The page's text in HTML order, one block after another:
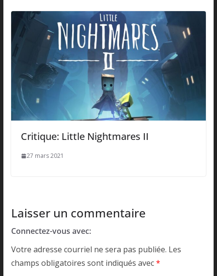
Critique: Little Nightmares II
27 mars 2021
Laisser un commentaire
Connectez-vous avec:
Votre adresse courriel ne sera pas publiée. Les
champs obligatoires sont indiqués avec*